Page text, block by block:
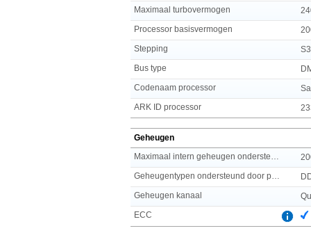
Maximaal turbovermogen
Processor basisvermogen
Stepping
S3
Bus type
Codenaam processor
ARK ID processor
Geheugen
Geheugen kanaal
ECC